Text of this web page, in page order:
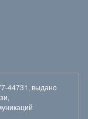
44731, выдано